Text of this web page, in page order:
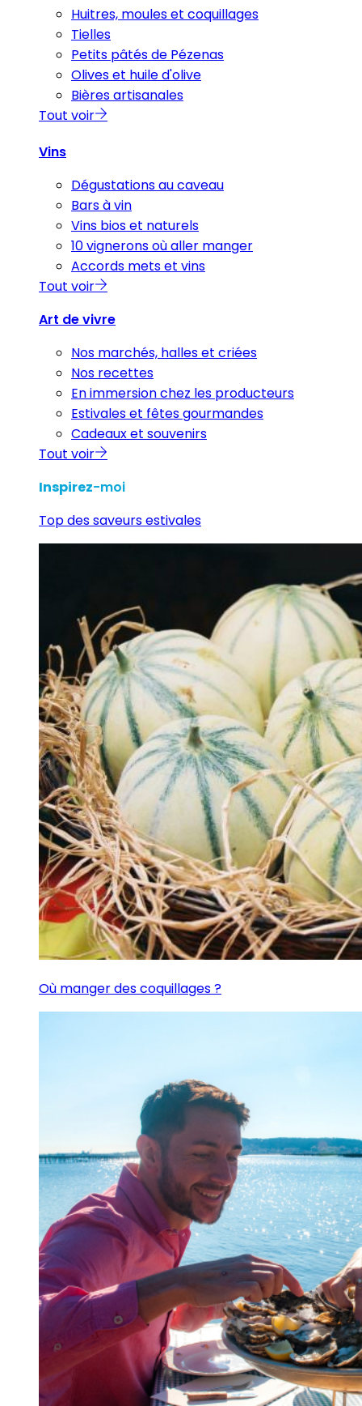
Huitres, moules et coquillages
Tielles
Petits pâtés de Pézenas
Olives et huile d'olive
Bières artisanales
Tout voir
Vins
Dégustations au caveau
Bars à vin
Vins bios et naturels
10 vignerons où aller manger
Accords mets et vins
Tout voir
Art de vivre
Nos marchés, halles et criées
Nos recettes
En immersion chez les producteurs
Estivales et fêtes gourmandes
Cadeaux et souvenirs
Tout voir
Inspirez-moi
Top des saveurs estivales
Où manger des coquillages ?